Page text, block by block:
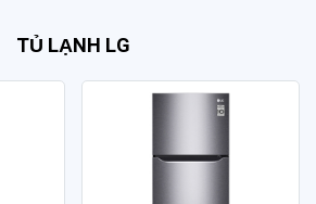
TỦ LẠNH LG